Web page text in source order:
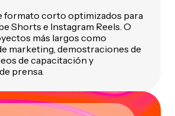
formato corto optimizados para
Shorts e Instagram Reels. O
más largos como
marketing, demostraciones de
de capacitación y
prensa.